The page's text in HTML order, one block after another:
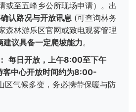
或至五峰乡公所现场申请）。出
认路况与开放讯息 (可查询林务
森林游乐区官网或致电观雾管理
建议具备一定爬坡能力。
每日开放，上午8:00至下午
客中心开放时间约为8:00-
区气候多变，务必携带保暖与防